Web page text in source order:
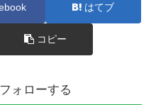
はてブ
コピー
ォローする